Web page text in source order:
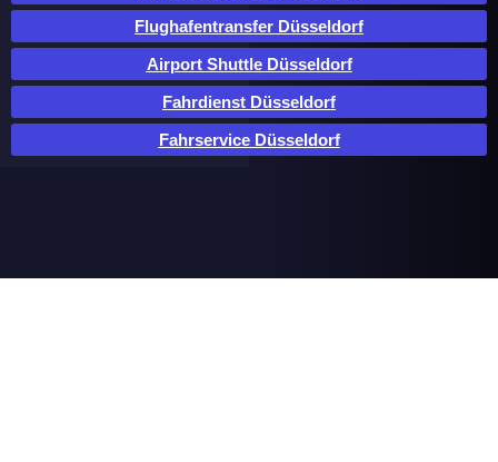
Flughafentransfer Düsseldorf
Airport Shuttle Düsseldorf
Fahrdienst Düsseldorf
Fahrservice Düsseldorf